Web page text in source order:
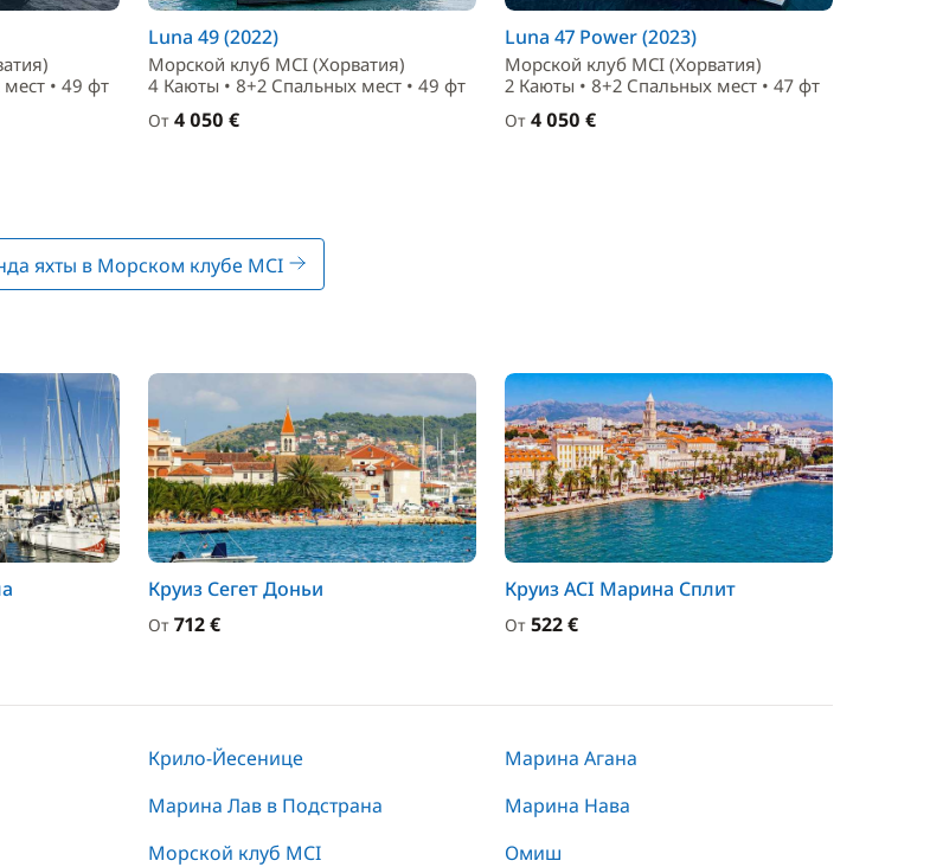
• 49 фт
Luna 49 (2022)
Морской клуб MCI (Хорватия)
4 Каюты • 8+2 Спальныx мест • 49 фт
От 4 050 €
Luna 47 Power (2023)
Морской клуб MCI (Хорватия)
2 Каюты • 8+2 Спальныx мест • 47 фт
От 4 050 €
яхты в Морском клубе MCI
Круиз Сегет Доньи
От 712 €
Круиз ACI Марина Сплит
От 522 €
Крило-Йесенице
Марина Агана
Марина Лав в Подстрана
Марина Нава
Морской клуб MCI
Омиш